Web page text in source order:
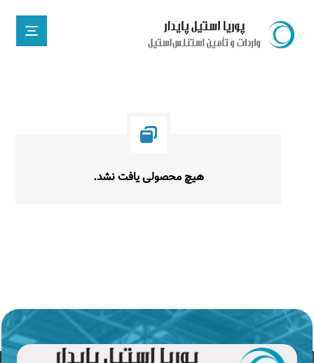
هیچ محصولی یافت نشد.